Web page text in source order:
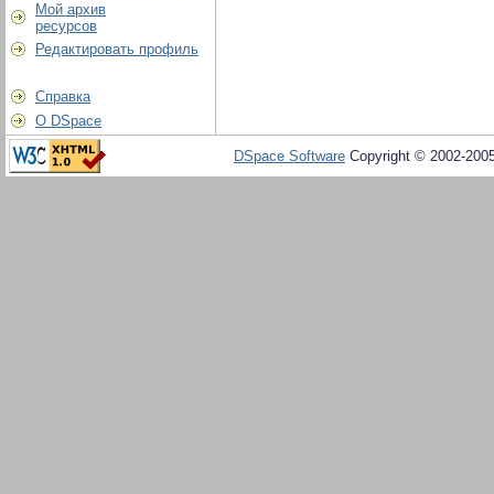
Мой архив
ресурсов
Редактировать профиль
Справка
О DSpace
DSpace Software Copyright © 2002-